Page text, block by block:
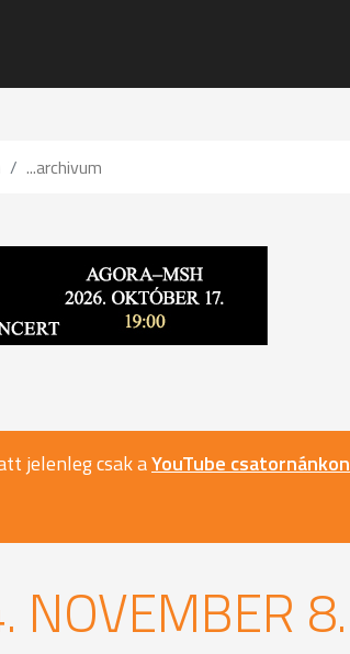
...archivum
jelenleg csak aYouTube csatornánkon
NOVEMBER 8.